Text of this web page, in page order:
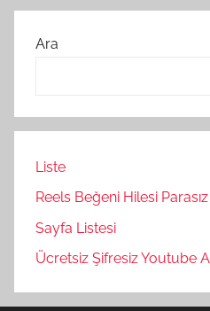
Ara
Liste
Reels Beğeni Hilesi Parasız
Sayfa Listesi
Ücretsiz Şifresiz Youtube